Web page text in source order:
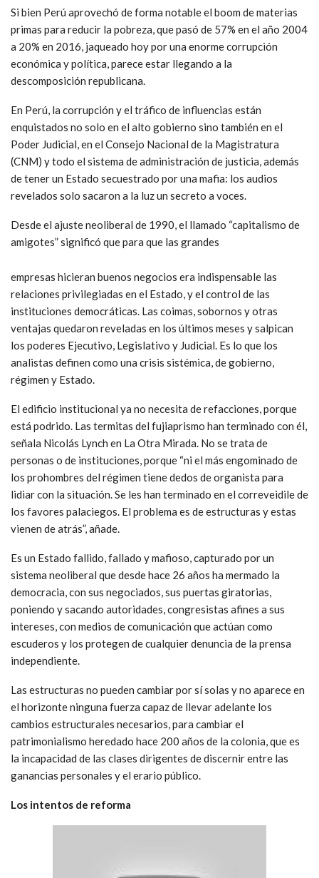
Si bien Perú aprovechó de forma notable el boom de materias
primas para reducir la pobreza, que pasó de 57% en el año 2004
a 20% en 2016, jaqueado hoy por una enorme corrupción
económica y política, parece estar llegando a la
descomposición republicana.
En Perú, la corrupción y el tráfico de influencias están
enquistados no solo en el alto gobierno sino también en el
Poder Judicial, en el Consejo Nacional de la Magistratura
(CNM) y todo el sistema de administración de justicia, además
de tener un Estado secuestrado por una mafia: los audios
revelados solo sacaron a la luz un secreto a voces.
Desde el ajuste neoliberal de 1990, el llamado “capitalismo de
amigotes” significó que para que las grandes
empresas hicieran buenos negocios era indispensable las
relaciones privilegiadas en el Estado, y el control de las
instituciones democráticas. Las coimas, sobornos y otras
ventajas quedaron reveladas en los últimos meses y salpican
los poderes Ejecutivo, Legislativo y Judicial. Es lo que los
analistas definen como una crisis sistémica, de gobierno,
régimen y Estado.
El edificio institucional ya no necesita de refacciones, porque
está podrido. Las termitas del fujiaprismo han terminado con él,
señala Nicolás Lynch en La Otra Mirada. No se trata de
personas o de instituciones, porque “ni el más engominado de
los prohombres del régimen tiene dedos de organista para
lidiar con la situación. Se les han terminado en el correveidile de
los favores palaciegos. El problema es de estructuras y estas
vienen de atrás”, añade.
Es un Estado fallido, fallado y mafioso, capturado por un
sistema neoliberal que desde hace 26 años ha mermado la
democracia, con sus negociados, sus puertas giratorias,
poniendo y sacando autoridades, congresistas afines a sus
intereses, con medios de comunicación que actúan como
escuderos y los protegen de cualquier denuncia de la prensa
independiente.
Las estructuras no pueden cambiar por sí solas y no aparece en
el horizonte ninguna fuerza capaz de llevar adelante los
cambios estructurales necesarios, para cambiar el
patrimonialismo heredado hace 200 años de la colonia, que es
la incapacidad de las clases dirigentes de discernir entre las
ganancias personales y el erario público.
Los intentos de reforma